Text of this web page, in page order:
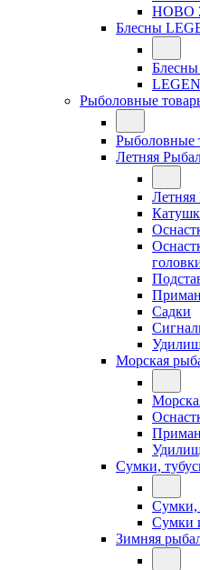
HOBO
Блесны
Рыболовные
Рыболовные
Летняя
Летняя
Садки
Морская
Сумки,
Сумки,
Сумки
Зимняя